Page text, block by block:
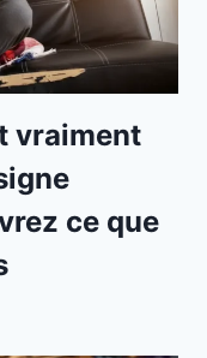
vraiment
ce que